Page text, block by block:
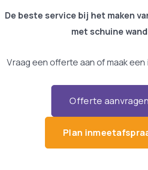
De beste service bij het maken
met schuine wand
Vraag een offerte aan of maak
Offerte aanvragen
Plan